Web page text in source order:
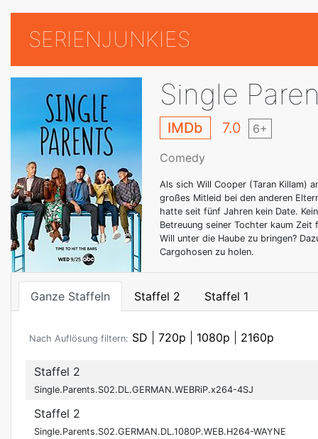
SERIENJUNKIES
Single
IMDb 7.0 6+
Comedy
Als sich Will Cooper (Taran Killam)
großes Mitleid bei den anderen
hatte seit fünf Jahren kein Date.
Betreuung seiner Tochter kaum
Will unter die Haube zu bringen?
Cargohosen zu holen.
Ganze Staffeln Staffel 2 Staffel 1
Nach Auflösung filtern: SD 720p 1080p 2160p
Staffel 2
Single.Parents.S02.DL.GERMAN.WEBRiP.x264-4SJ
Staffel 2
Single.Parents.S02.GERMAN.DL.1080P.WEB.H264-WAYNE